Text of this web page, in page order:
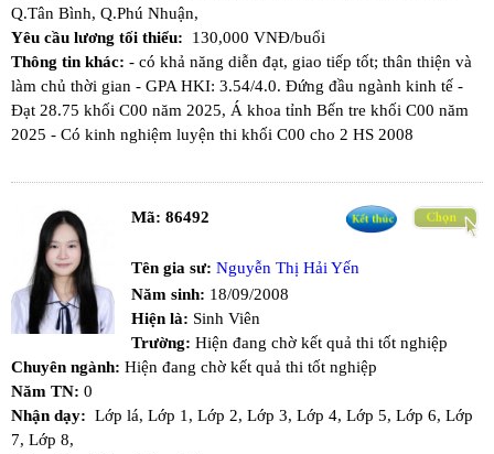
Q.Tân Bình, Q.Phú Nhuận,
Yêu cầu lương tối thiểu:
130,000 VNĐ/buổi
Thông tin khác: - có khả năng diễn đạt, giao tiếp tốt; thân thiện và
làm chủ thời gian - GPA HKI: 3.54/4.0. Đứng đầu ngành kinh tế -
Đạt 28.75 khối C00 năm 2025, Á khoa tỉnh Bến tre khối C00 năm
2025 - Có kinh nghiệm luyện thi khối C00 cho 2 HS 2008
Mã: 86492
Tên gia sư: Nguyễn Thị Hải Yến
Năm sinh: 18/09/2008
Hiện là: Sinh Viên
Trường: Hiện đang chờ kết quả thi tốt nghiệp
Chuyên ngành: Hiện đang chờ kết quả thi tốt nghiệp
Năm TN: 0
Nhận dạy: Lớp lá, Lớp 1, Lớp 2, Lớp 3, Lớp 4, Lớp 5, Lớp 6, Lớp
7, Lớp 8,